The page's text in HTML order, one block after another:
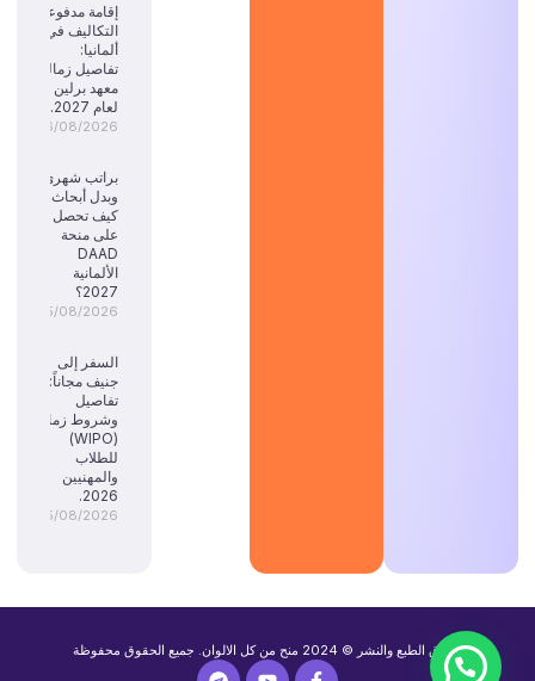
إقامة مدفوعة
التكاليف في
ألمانيا:
تفاصيل زمالة
معهد برلين
لعام 2027.
06/08/2026
براتب شهري
وبدل أبحاث:
كيف تحصل
على منحة
DAAD
الألمانية
2027؟
05/08/2026
السفر إلى
جنيف مجاناً:
تفاصيل
وشروط زمالة
(WIPO)
للطلاب
والمهنيين
2026.
05/08/2026
حقوق الطبع والنشر © 2024 منح من كل الالوان. جميع الحقوق محفوظة